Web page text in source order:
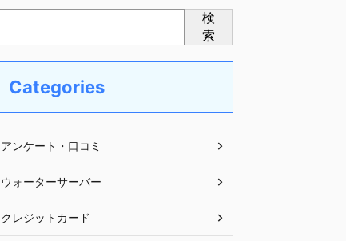
検
索
Categories
アンケート・口コミ
ウォーターサーバー
クレジットカード